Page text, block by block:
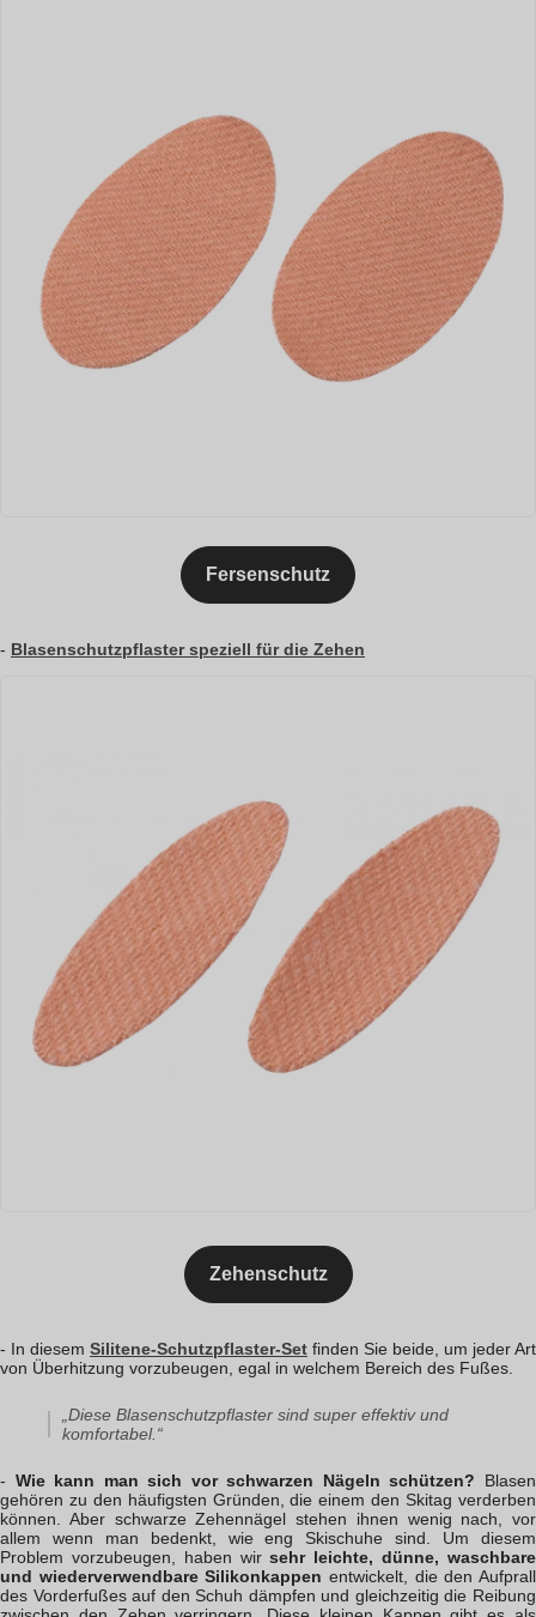
Fersenschutz
- Blasenschutzpflaster speziell für die Zehen
Zehenschutz
- In diesem Silitene-Schutzpflaster-Set finden Sie beide, um jeder Art
von Überhitzung vorzubeugen, egal in welchem Bereich des Fußes.
„Diese Blasenschutzpflaster sind super effektiv und
komfortabel.“
- Wie kann man sich vor schwarzen Nägeln schützen? Blasen
gehören zu den häufigsten Gründen, die einem den Skitag verderben
können. Aber schwarze Zehennägel stehen ihnen wenig nach, vor
allem wenn man bedenkt, wie eng Skischuhe sind. Um diesem
Problem vorzubeugen, haben wirsehr leichte, dünne, waschbare
und wiederverwendbare Silikonkappen entwickelt, die den Aufprall
des Vorderfußes auf den Schuh dämpfen und gleichzeitig die Reibung